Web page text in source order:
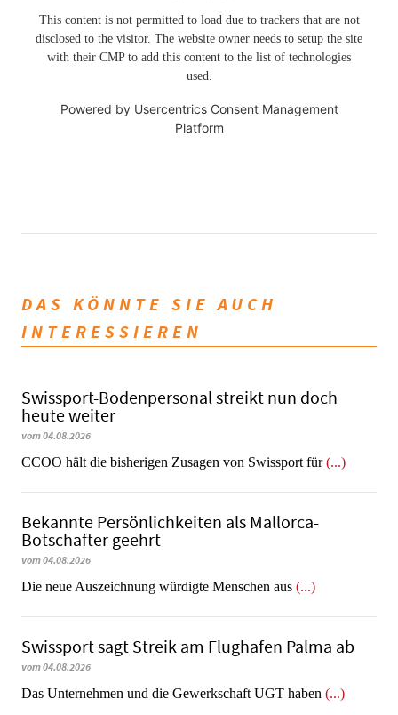
This content is not permitted to load due to trackers that are not
disclosed to the visitor. The website owner needs to setup the site
with their CMP to add this content to the list of technologies
used.
Powered by Usercentrics Consent Management
Platform
DAS KÖNNTE SIE AUCH
INTERESSIEREN
Swissport-Bodenpersonal streikt nun doch
heute weiter
vom 04.08.2026
CCOO hält die bisherigen Zusagen von Swissport für(...)
Bekannte Persönlichkeiten als Mallorca-
Botschafter geehrt
vom 04.08.2026
Die neue Auszeichnung würdigte Menschen aus (...)
Swissport sagt Streik am Flughafen Palma ab
vom 04.08.2026
Das Unternehmen und die Gewerkschaft UGT haben (...)